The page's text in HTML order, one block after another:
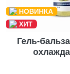
Гель-